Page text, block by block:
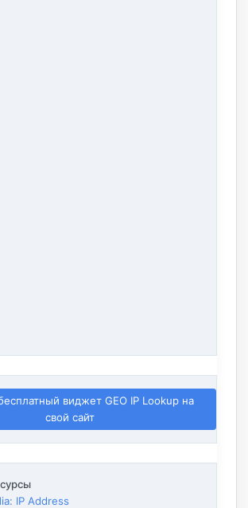
виджет GEO IP Lookup на
свой сайт
IP Address